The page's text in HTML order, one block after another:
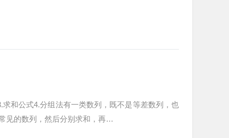
和公式4.分组法有一类数列，既不是等差数列，也
见的数列，然后分别求和，再…